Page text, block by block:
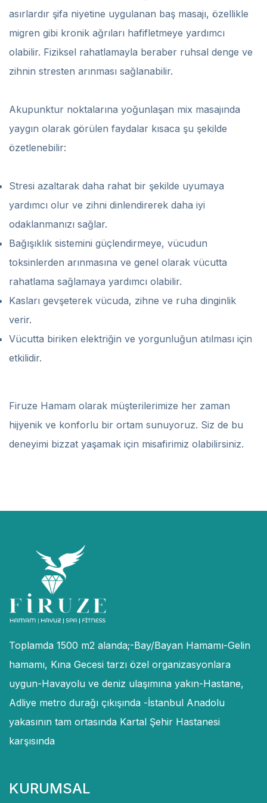
asırlardır şifa niyetine uygulanan baş masajı, özellikle
migren gibi kronik ağrıları hafifletmeye yardımcı
olabilir. Fiziksel rahatlamayla beraber ruhsal denge ve
zihnin stresten arınması sağlanabilir.
Akupunktur noktalarına yoğunlaşan mix masajında
yaygın olarak görülen faydalar kısaca şu şekilde
özetlenebilir:
Stresi azaltarak daha rahat bir şekilde uyumaya
yardımcı olur ve zihni dinlendirerek daha iyi
odaklanmanızı sağlar.
Bağışıklık sistemini güçlendirmeye, vücudun
toksinlerden arınmasına ve genel olarak vücutta
rahatlama sağlamaya yardımcı olabilir.
Kasları gevşeterek vücuda, zihne ve ruha dinginlik
verir.
Vücutta biriken elektriğin ve yorgunluğun atılması için
etkilidir.
Firuze Hamam olarak müşterilerimize her zaman
hijyenik ve konforlu bir ortam sunuyoruz. Siz de bu
deneyimi bizzat yaşamak için misafirimiz olabilirsiniz.
Toplamda 1500 m2 alanda;-Bay/Bayan Hamamı-Gelin
hamamı, Kına Gecesi tarzı özel organizasyonlara
uygun-Havayolu ve deniz ulaşımına yakın-Hastane,
Adliye metro durağı çıkışında -İstanbul Anadolu
yakasının tam ortasında Kartal Şehir Hastanesi
karşısında
KURUMSAL